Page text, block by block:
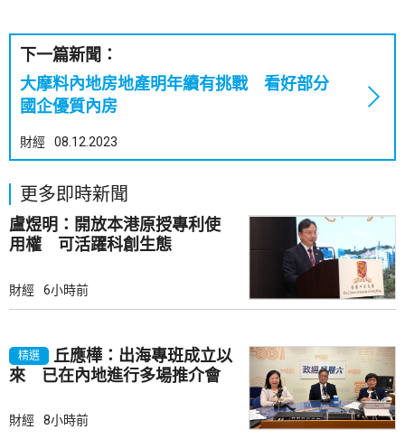
下一篇新聞：
大摩料內地房地產明年續有挑戰 看好部分
國企優質內房
財經 08.12.2023
更多即時新聞
盧煜明：開放本港原授專利使
用權 可活躍科創生態
財經 6小時前
精選
丘應樺：出海專班成立以
來 已在內地進行多場推介會
財經 8小時前